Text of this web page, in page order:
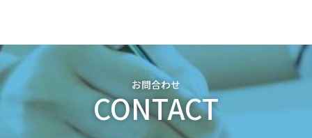
お問合わせ
CONTACT